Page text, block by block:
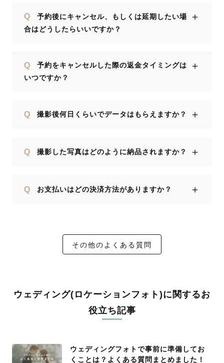
Q
予約後にキャンセル、もしくは延期したい場
合はどうしたらいいですか？
＋
Q
予約をキャンセルした際の返金タイミングは
いつですか？
＋
Q 撮影後何日くらいでデータはもらえますか？ ＋
Q 撮影した写真はどのように納品されますか？ ＋
Q お支払いはどの決済方法がありますか？ ＋
その他のよくある質問
ウェディング(ロケーションフォト)に関するお
役立ち記事
ウェディングフォトで事前に準備してお
くことは？よくある質問まとめました！